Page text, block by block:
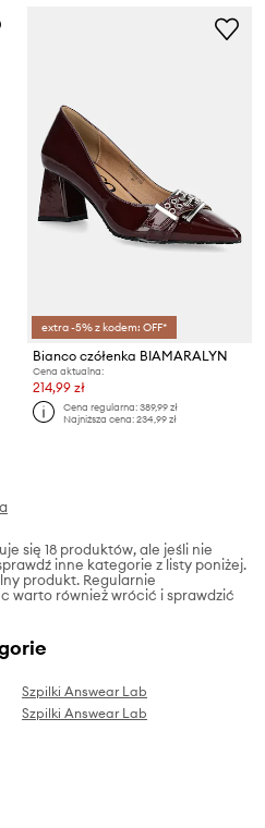
extra -5% z kodem: OFF*
Bianco czółenka BIAMARALYN
Cena aktualna:
214,99 zł
Cena regularna:389,99 zł
Najniższa cena:234,99 zł
się 18 produktów, ale jeśli nie
inne kategorie z listy poniżej.
produkt. Regularnie
warto również wrócić i sprawdzić
Szpilki Answear Lab
Szpilki Answear Lab